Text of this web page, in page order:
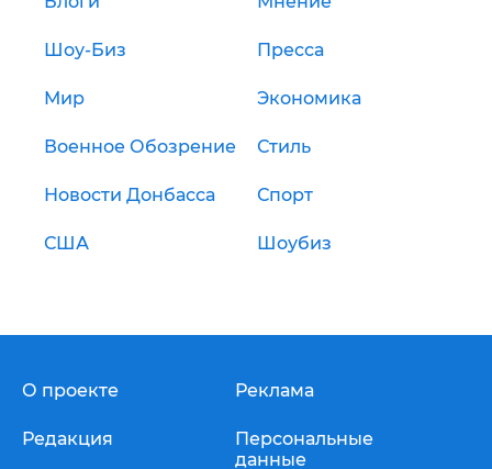
Шоу-Биз Пресса
Мир Экономика
Военное Обозрение Стиль
Новости Донбасса Спорт
США Шоубиз
О проекте
Редакция
Реклама
Персональные
данные